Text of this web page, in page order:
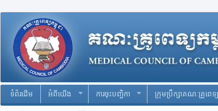
ទំព័រដើម អំពីយើង ការចុះបញ្ជិកា ក្រុមប្រឹក្សាគណៈគ្រូពេទ្យ